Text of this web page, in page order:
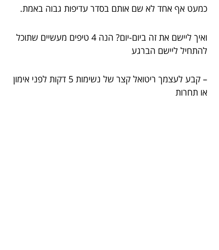
כמעט אף אחד לא שם אותם בסדר עדיפות גבוה באמת.
ואיך ליישם את זה ביום-יום? הנה 4 טיפים מעשיים שתוכל
להתחיל ליישם הברגע
– קבע לעצמך ריטואל קצר של נשימות 5 דקות לפני אימון
או תחרות